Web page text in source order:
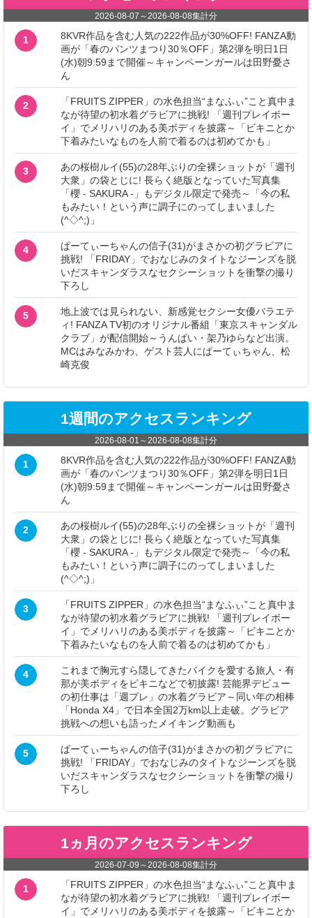
2026-08-07 ～2026-08-08集計分
1
8KVR作品を含む人気の222作品が30%OFF! FANZA動
画が「春のパンツまつり30％OFF」第2弾を明日1日
(水)朝9:59まで開催～キャンペーンガールは田野憂さ
ん
2
「FRUITS ZIPPER」の水色担当“まなふぃ”こと真中ま
なが待望の初水着グラビアに挑戦! 「週刊プレイボー
イ」でメリハリのある美ボディを披露～「ビキニとか
下着みたいなものを人前で着るのは初めてかも」
3
あの桜樹ルイ(55)の28年ぶりの全裸ショットが「週刊
大衆」の袋とじに! 長らく絶版となっていた写真集
「櫻 - SAKURA -」もデジタル限定で発売～「今の私
もみたい！という声に調子にのってしまいました
(^◇^;)」
4
ぱーてぃーちゃんの信子(31)がまさかの初グラビアに
挑戦! 「FRIDAY」でおなじみのタイトなジーンズを脱
いだスキャンダラスなセクシーショットを衝撃の撮り
下ろし
5
地上波では見られない、新感覚セクシー女優バラエテ
ィ! FANZA TV初のオリジナル番組「東京スキャンダル
クラブ」が配信開始～うんぱい・架乃ゆらなど出演。
MCはみなみかわ、ゲスト芸人にぱーてぃちゃん、松
崎克俊
1週間のアクセスランキング
2026-08-01 ～2026-08-08集計分
1
8KVR作品を含む人気の222作品が30%OFF! FANZA動
画が「春のパンツまつり30％OFF」第2弾を明日1日
(水)朝9:59まで開催～キャンペーンガールは田野憂さ
ん
2
あの桜樹ルイ(55)の28年ぶりの全裸ショットが「週刊
大衆」の袋とじに! 長らく絶版となっていた写真集
「櫻 - SAKURA -」もデジタル限定で発売～「今の私
もみたい！という声に調子にのってしまいました
(^◇^;)」
3
「FRUITS ZIPPER」の水色担当“まなふぃ”こと真中ま
なが待望の初水着グラビアに挑戦! 「週刊プレイボー
イ」でメリハリのある美ボディを披露～「ビキニとか
下着みたいなものを人前で着るのは初めてかも」
4
これまで胸元すら隠してきたバイクを愛する旅人・有
那が美ボディをビキニなどで初披露! 芸能界デビュー
の初仕事は「週プレ」の水着グラビア～同い年の相棒
「Honda X4」で日本全国2万km以上走破。グラビア
挑戦への想いも語ったメイキング動画も
5
ぱーてぃーちゃんの信子(31)がまさかの初グラビアに
挑戦! 「FRIDAY」でおなじみのタイトなジーンズを脱
いだスキャンダラスなセクシーショットを衝撃の撮り
下ろし
1ヵ月のアクセスランキング
2026-07-09 ～2026-08-08集計分
1
「FRUITS ZIPPER」の水色担当“まなふぃ”こと真中ま
なが待望の初水着グラビアに挑戦! 「週刊プレイボー
イ」でメリハリのある美ボディを披露～「ビキニとか